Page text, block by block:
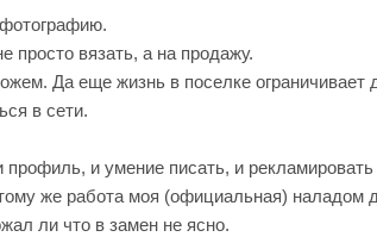
просто вязать, а на продажу.
Да еще жизнь в поселке ограничивает
в сети.
и умение писать, и рекламировать
же работа моя (официальная) наладом
ли что в замен не ясно.